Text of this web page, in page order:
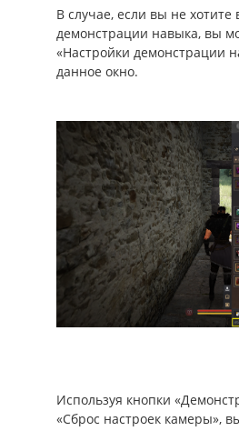
В случае, если вы не хотите
демонстрации навыка, вы
«Настройки демонстрации
данное окно.
Используя кнопки
«Сброс настроек камеры»,